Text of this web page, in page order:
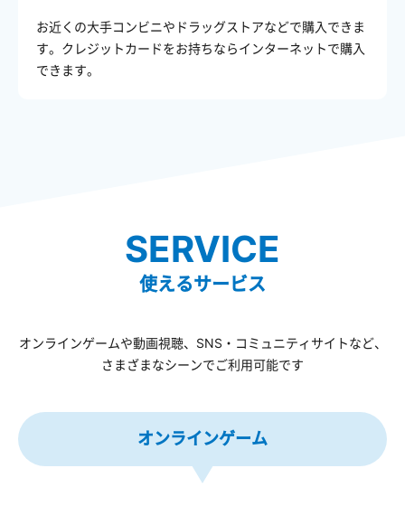
お近くの大手コンビニやドラッグストアなどで購入できま
す。クレジットカードをお持ちならインターネットで購入
できます。
SERVICE
使えるサービス
オンラインゲームや動画視聴、SNS・コミュニティサイトなど、
さまざまなシーンでご利用可能です
オンラインゲーム